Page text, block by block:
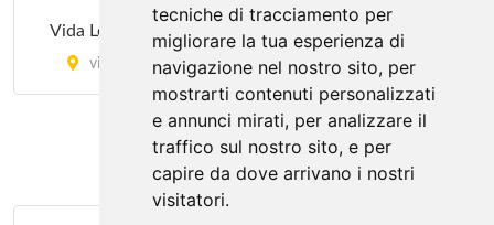
tecniche di tracciamento per
migliorare la tua esperienza di
navigazione nel nostro sito, per
mostrarti contenuti personalizzati
e annunci mirati, per analizzare il
traffico sul nostro sito, e per
capire da dove arrivano i nostri
visitatori.
Vida Loca
via Virle 9, Torino